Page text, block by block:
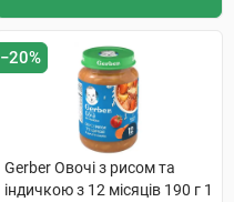
−20%
Gerber Овочі з рисом та
індичкою з 12 місяців 190 г 1